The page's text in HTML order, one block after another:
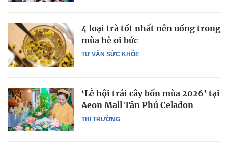
TƯ VẤN SỨC KHỎE
4 loại trà tốt nhất nên uống trong
mùa hè oi bức
THỊ TRƯỜNG
‘Lễ hội trái cây bốn mùa 2026’ tại
Aeon Mall Tân Phú Celadon